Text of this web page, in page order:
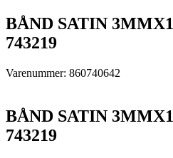
BÅND SATIN
743219
Varenummer: 860740642
BÅND SATIN
743219